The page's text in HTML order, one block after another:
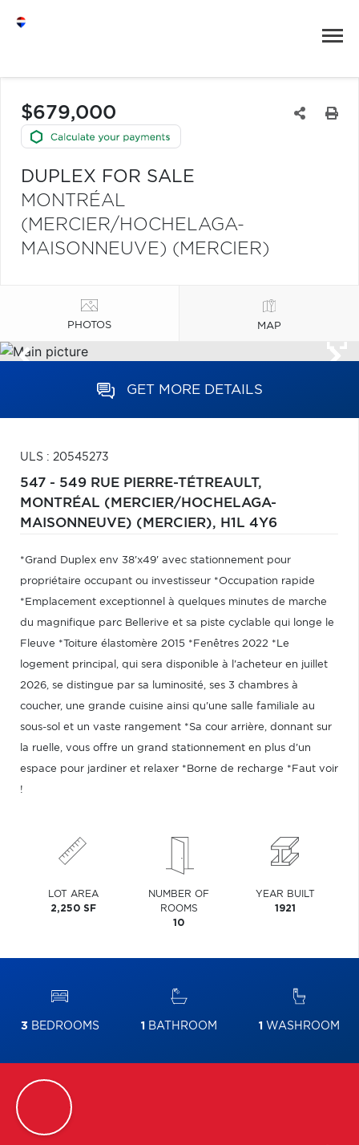
$679,000
DUPLEX FOR SALE
MONTRÉAL
(MERCIER/HOCHELAGA-
MAISONNEUVE) (MERCIER)
PHOTOS MAP
GET MORE DETAILS
ULS : 20545273
547 - 549 RUE PIERRE-TÉTREAULT,
MONTRÉAL (MERCIER/HOCHELAGA-
MAISONNEUVE) (MERCIER), H1L 4Y6
*Grand Duplex env 38'x49' avec stationnement pour
propriétaire occupant ou investisseur *Occupation rapide
*Emplacement exceptionnel à quelques minutes de marche
du magnifique parc Bellerive et sa piste cyclable qui longe le
Fleuve *Toiture élastomère 2015 *Fenêtres 2022 *Le
logement principal, qui sera disponible à l'acheteur en juillet
2026, se distingue par sa luminosité, ses 3 chambres à
coucher, une grande cuisine ainsi qu'une salle familiale au
sous-sol et un vaste rangement *Sa cour arrière, donnant sur
la ruelle, vous offre un grand stationnement en plus d'un
espace pour jardiner et relaxer *Borne de recharge *Faut voir
!
LOT AREA
2,250 SF
NUMBER OF
ROOMS
10
YEAR BUILT
1921
3 BEDROOMS 1 BATHROOM 1 WASHROOM